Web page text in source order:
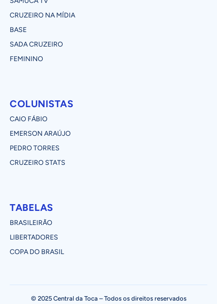
CRUZEIRO NA MÍDIA
BASE
SADA CRUZEIRO
FEMININO
COLUNISTAS
CAIO FÁBIO
EMERSON ARAÚJO
PEDRO TORRES
CRUZEIRO STATS
TABELAS
BRASILEIRÃO
LIBERTADORES
COPA DO BRASIL
© 2025 Central da Toca – Todos os direitos reservados